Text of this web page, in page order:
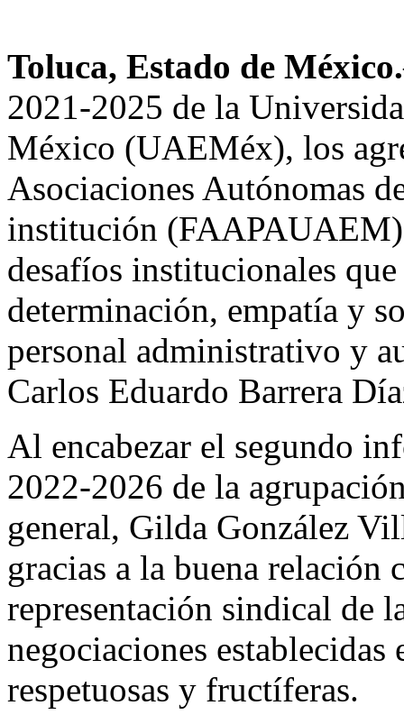
Toluca, Estado de México.
2021-2025 de la
México (UAEMéx), los
Asociaciones Autónomas
institución (FAAPAUAEM)
desafíos institucionales
determinación, empatía y
personal administrativo y
Carlos Eduardo Barrera
Al encabezar el segundo
2022-2026 de la
general, Gilda González
gracias a la buena relación
representación sindical de
negociaciones establecidas
respetuosas y fructíferas.